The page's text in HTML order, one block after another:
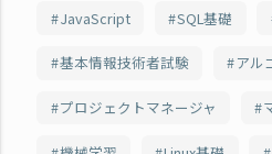
JavaScript SQL基礎
基本情報技術者試験 アル
プロジェクトマネージャ